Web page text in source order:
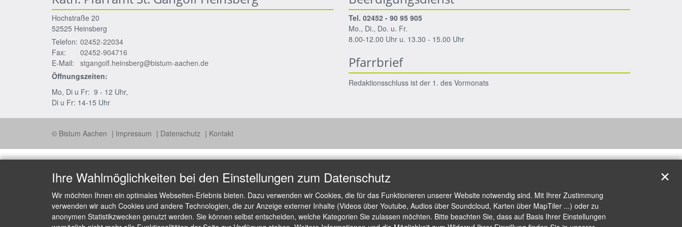
Hochstraße 20
52525 Heinsberg
Telefon: 02452-22034
Fax:
02452-904716
E-Mail:
stgangolf.heinsberg@bistum-aachen.de
Öffnungszeiten:
Mo, Di u Fr: 9 - 12 Uhr,
Di u Fr: 14-15 Uhr
Tel. 02452 - 90 95 905
Mo., Di., Do. u. Fr.
8.00-12.00 Uhr u. 13.30 - 15.00 Uhr
Pfarrbrief
Redaktionsschluss ist der 1. des Vormonats
© Bistum Aachen Impressum Datenschutz Kontakt
Ihre Wahlmöglichkeiten bei den Einstellungen zum Datenschutz
Wir möchten Ihnen ein optimales Webseiten-Erlebnis bieten. Dazu verwenden wir Cookies, die für das Funktionieren unserer Website notwendig sind. Mit Ihrer Zustimmung
verwenden wir auch Cookies und andere Technologien, die zur Anzeige externer Inhalte (Videos über Youtube, Audios über Soundcloud, Karten über MapTiler ...) oder zu
anonymen Statistikzwecken genutzt werden. Sie können selbst entscheiden, welche Kategorien Sie zulassen möchten. Bitte beachten Sie, dass auf Basis Ihrer Einstellungen
✕